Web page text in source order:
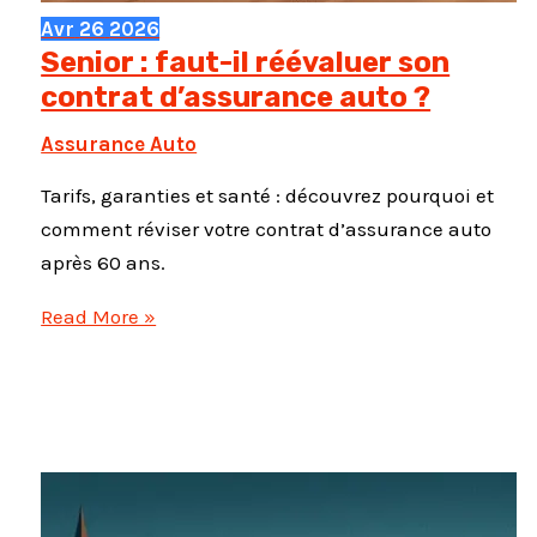
Avr 26 2026
Senior : faut-il réévaluer son
contrat d’assurance auto ?
Assurance Auto
Tarifs, garanties et santé : découvrez pourquoi et
comment réviser votre contrat d’assurance auto
après 60 ans.
Senior
contrat
Read More »